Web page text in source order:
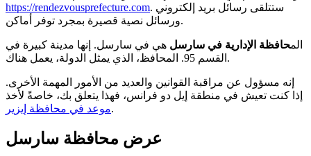
https://rendezvousprefecture.com. ستتلقى رسائل بريد إلكتروني
ورسائل نصية قصيرة بمجرد توفر أماكن.
المحافظة الإدارية في سارسل هي في سارسل. إنها مدينة كبيرة في
القسم 95. المحافظ، الذي يمثل الدولة، يعمل هناك.
إنه مسؤول عن مراقبة القوانين والعديد من الأمور المهمة الأخرى.
إذا كنت تعيش في منطقة إيل دو فرانس، فهذا يتعلق بك، خاصةً لأخذ
موعد في محافظة إيزير.
عرض محافظة سارسل